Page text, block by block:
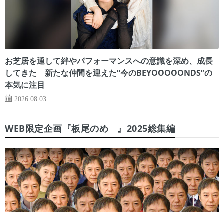
お芝居を通して絆やパフォーマンスへの意識を深め、成長
してきた 新たな仲間を迎えた“今のBEYOOOOONDS”の
本気に注目
2026.08.03
WEB限定企画『板尾のめ゙』2025総集編